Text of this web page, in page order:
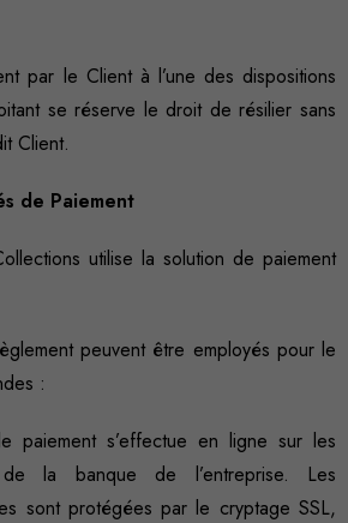
par le Client à l’une des dispositions
se réserve le droit de résilier sans
Client.
de Paiement
utilise la solution de paiement
peuvent être employés pour le
:
paiement s’effectue en ligne sur les
de la banque de l’entreprise. Les
sont protégées par le cryptage SSL,
Marketing
votre
lorsque vous
augmentez les
des offres
personnalisés.